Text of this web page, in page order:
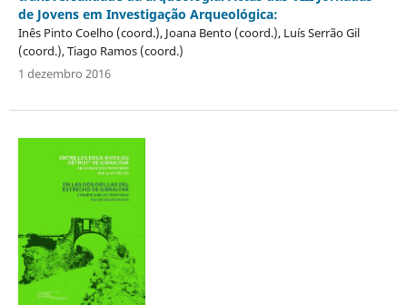
de Jovens em Investigação Arqueológica:
Inês Pinto Coelho (coord.), Joana Bento (coord.), Luís Serrão Gil
(coord.), Tiago Ramos (coord.)
1 dezembro 2016